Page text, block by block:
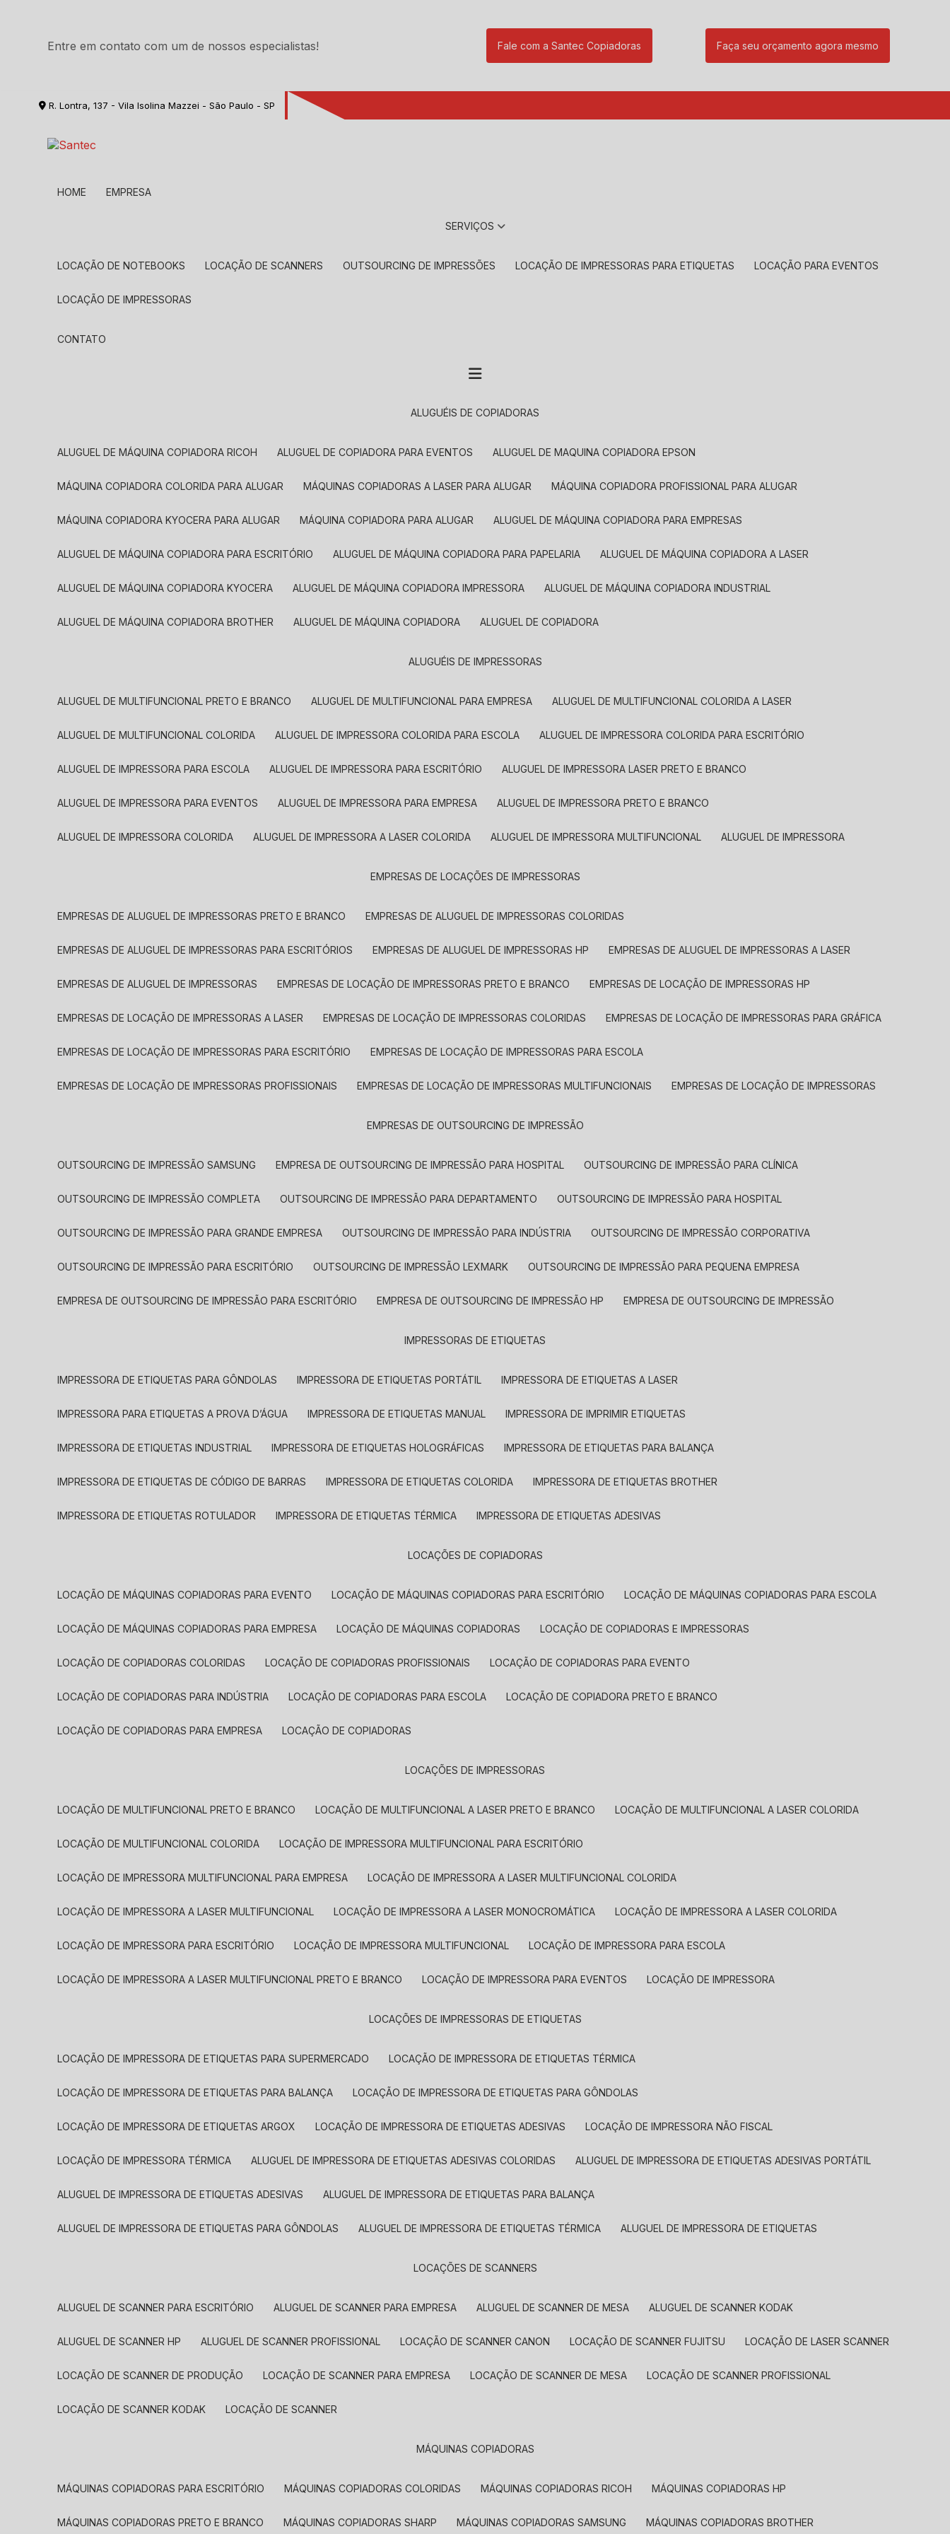
Entre em contato com um de nossos especialistas! Fale com a Santec Copiadoras Faça seu orçamento agora mesmo
R. Lontra, 137 - Vila Isolina Mazzei - São Paulo - SP
HOME EMPRESA
SERVIÇOS
LOCAÇÃO DE NOTEBOOKS LOCAÇÃO DE SCANNERS OUTSOURCING DE IMPRESSÕES LOCAÇÃO DE IMPRESSORAS PARA ETIQUETAS LOCAÇÃO PARA EVENTOS
LOCAÇÃO DE IMPRESSORAS
CONTATO
ALUGUÉIS DE COPIADORAS
ALUGUEL DE MÁQUINA COPIADORA RICOH ALUGUEL DE COPIADORA PARA EVENTOS ALUGUEL DE MAQUINA COPIADORA EPSON
MÁQUINA COPIADORA COLORIDA PARA ALUGAR MÁQUINAS COPIADORAS A LASER PARA ALUGAR MÁQUINA COPIADORA PROFISSIONAL PARA ALUGAR
MÁQUINA COPIADORA KYOCERA PARA ALUGAR MÁQUINA COPIADORA PARA ALUGAR ALUGUEL DE MÁQUINA COPIADORA PARA EMPRESAS
ALUGUEL DE MÁQUINA COPIADORA PARA ESCRITÓRIO ALUGUEL DE MÁQUINA COPIADORA PARA PAPELARIA ALUGUEL DE MÁQUINA COPIADORA A LASER
ALUGUEL DE MÁQUINA COPIADORA KYOCERA ALUGUEL DE MÁQUINA COPIADORA IMPRESSORA ALUGUEL DE MÁQUINA COPIADORA INDUSTRIAL
ALUGUEL DE MÁQUINA COPIADORA BROTHER ALUGUEL DE MÁQUINA COPIADORA ALUGUEL DE COPIADORA
ALUGUÉIS DE IMPRESSORAS
ALUGUEL DE MULTIFUNCIONAL PRETO E BRANCO ALUGUEL DE MULTIFUNCIONAL PARA EMPRESA ALUGUEL DE MULTIFUNCIONAL COLORIDA A LASER
ALUGUEL DE MULTIFUNCIONAL COLORIDA ALUGUEL DE IMPRESSORA COLORIDA PARA ESCOLA ALUGUEL DE IMPRESSORA COLORIDA PARA ESCRITÓRIO
ALUGUEL DE IMPRESSORA PARA ESCOLA ALUGUEL DE IMPRESSORA PARA ESCRITÓRIO ALUGUEL DE IMPRESSORA LASER PRETO E BRANCO
ALUGUEL DE IMPRESSORA PARA EVENTOS ALUGUEL DE IMPRESSORA PARA EMPRESA ALUGUEL DE IMPRESSORA PRETO E BRANCO
ALUGUEL DE IMPRESSORA COLORIDA ALUGUEL DE IMPRESSORA A LASER COLORIDA ALUGUEL DE IMPRESSORA MULTIFUNCIONAL ALUGUEL DE IMPRESSORA
EMPRESAS DE LOCAÇÕES DE IMPRESSORAS
EMPRESAS DE ALUGUEL DE IMPRESSORAS PRETO E BRANCO EMPRESAS DE ALUGUEL DE IMPRESSORAS COLORIDAS
EMPRESAS DE ALUGUEL DE IMPRESSORAS PARA ESCRITÓRIOS EMPRESAS DE ALUGUEL DE IMPRESSORAS HP EMPRESAS DE ALUGUEL DE IMPRESSORAS A LASER
EMPRESAS DE ALUGUEL DE IMPRESSORAS EMPRESAS DE LOCAÇÃO DE IMPRESSORAS PRETO E BRANCO EMPRESAS DE LOCAÇÃO DE IMPRESSORAS HP
EMPRESAS DE LOCAÇÃO DE IMPRESSORAS A LASER EMPRESAS DE LOCAÇÃO DE IMPRESSORAS COLORIDAS EMPRESAS DE LOCAÇÃO DE IMPRESSORAS PARA GRÁFICA
EMPRESAS DE LOCAÇÃO DE IMPRESSORAS PARA ESCRITÓRIO EMPRESAS DE LOCAÇÃO DE IMPRESSORAS PARA ESCOLA
EMPRESAS DE LOCAÇÃO DE IMPRESSORAS PROFISSIONAIS EMPRESAS DE LOCAÇÃO DE IMPRESSORAS MULTIFUNCIONAIS EMPRESAS DE LOCAÇÃO DE IMPRESSORAS
EMPRESAS DE OUTSOURCING DE IMPRESSÃO
OUTSOURCING DE IMPRESSÃO SAMSUNG EMPRESA DE OUTSOURCING DE IMPRESSÃO PARA HOSPITAL OUTSOURCING DE IMPRESSÃO PARA CLÍNICA
OUTSOURCING DE IMPRESSÃO COMPLETA OUTSOURCING DE IMPRESSÃO PARA DEPARTAMENTO OUTSOURCING DE IMPRESSÃO PARA HOSPITAL
OUTSOURCING DE IMPRESSÃO PARA GRANDE EMPRESA OUTSOURCING DE IMPRESSÃO PARA INDÚSTRIA OUTSOURCING DE IMPRESSÃO CORPORATIVA
OUTSOURCING DE IMPRESSÃO PARA ESCRITÓRIO OUTSOURCING DE IMPRESSÃO LEXMARK OUTSOURCING DE IMPRESSÃO PARA PEQUENA EMPRESA
EMPRESA DE OUTSOURCING DE IMPRESSÃO PARA ESCRITÓRIO EMPRESA DE OUTSOURCING DE IMPRESSÃO HP EMPRESA DE OUTSOURCING DE IMPRESSÃO
IMPRESSORAS DE ETIQUETAS
IMPRESSORA DE ETIQUETAS PARA GÔNDOLAS IMPRESSORA DE ETIQUETAS PORTÁTIL IMPRESSORA DE ETIQUETAS A LASER
IMPRESSORA PARA ETIQUETAS A PROVA D’ÁGUA IMPRESSORA DE ETIQUETAS MANUAL IMPRESSORA DE IMPRIMIR ETIQUETAS
IMPRESSORA DE ETIQUETAS INDUSTRIAL IMPRESSORA DE ETIQUETAS HOLOGRÁFICAS IMPRESSORA DE ETIQUETAS PARA BALANÇA
IMPRESSORA DE ETIQUETAS DE CÓDIGO DE BARRAS IMPRESSORA DE ETIQUETAS COLORIDA IMPRESSORA DE ETIQUETAS BROTHER
IMPRESSORA DE ETIQUETAS ROTULADOR IMPRESSORA DE ETIQUETAS TÉRMICA IMPRESSORA DE ETIQUETAS ADESIVAS
LOCAÇÕES DE COPIADORAS
LOCAÇÃO DE MÁQUINAS COPIADORAS PARA EVENTO LOCAÇÃO DE MÁQUINAS COPIADORAS PARA ESCRITÓRIO LOCAÇÃO DE MÁQUINAS COPIADORAS PARA ESCOLA
LOCAÇÃO DE MÁQUINAS COPIADORAS PARA EMPRESA LOCAÇÃO DE MÁQUINAS COPIADORAS LOCAÇÃO DE COPIADORAS E IMPRESSORAS
LOCAÇÃO DE COPIADORAS COLORIDAS LOCAÇÃO DE COPIADORAS PROFISSIONAIS LOCAÇÃO DE COPIADORAS PARA EVENTO
LOCAÇÃO DE COPIADORAS PARA INDÚSTRIA LOCAÇÃO DE COPIADORAS PARA ESCOLA LOCAÇÃO DE COPIADORA PRETO E BRANCO
LOCAÇÃO DE COPIADORAS PARA EMPRESA LOCAÇÃO DE COPIADORAS
LOCAÇÕES DE IMPRESSORAS
LOCAÇÃO DE MULTIFUNCIONAL PRETO E BRANCO LOCAÇÃO DE MULTIFUNCIONAL A LASER PRETO E BRANCO LOCAÇÃO DE MULTIFUNCIONAL A LASER COLORIDA
LOCAÇÃO DE MULTIFUNCIONAL COLORIDA LOCAÇÃO DE IMPRESSORA MULTIFUNCIONAL PARA ESCRITÓRIO
LOCAÇÃO DE IMPRESSORA MULTIFUNCIONAL PARA EMPRESA LOCAÇÃO DE IMPRESSORA A LASER MULTIFUNCIONAL COLORIDA
LOCAÇÃO DE IMPRESSORA A LASER MULTIFUNCIONAL LOCAÇÃO DE IMPRESSORA A LASER MONOCROMÁTICA LOCAÇÃO DE IMPRESSORA A LASER COLORIDA
LOCAÇÃO DE IMPRESSORA PARA ESCRITÓRIO LOCAÇÃO DE IMPRESSORA MULTIFUNCIONAL LOCAÇÃO DE IMPRESSORA PARA ESCOLA
LOCAÇÃO DE IMPRESSORA A LASER MULTIFUNCIONAL PRETO E BRANCO LOCAÇÃO DE IMPRESSORA PARA EVENTOS LOCAÇÃO DE IMPRESSORA
LOCAÇÕES DE IMPRESSORAS DE ETIQUETAS
LOCAÇÃO DE IMPRESSORA DE ETIQUETAS PARA SUPERMERCADO LOCAÇÃO DE IMPRESSORA DE ETIQUETAS TÉRMICA
LOCAÇÃO DE IMPRESSORA DE ETIQUETAS PARA BALANÇA LOCAÇÃO DE IMPRESSORA DE ETIQUETAS PARA GÔNDOLAS
LOCAÇÃO DE IMPRESSORA DE ETIQUETAS ARGOX LOCAÇÃO DE IMPRESSORA DE ETIQUETAS ADESIVAS LOCAÇÃO DE IMPRESSORA NÃO FISCAL
LOCAÇÃO DE IMPRESSORA TÉRMICA ALUGUEL DE IMPRESSORA DE ETIQUETAS ADESIVAS COLORIDAS ALUGUEL DE IMPRESSORA DE ETIQUETAS ADESIVAS PORTÁTIL
ALUGUEL DE IMPRESSORA DE ETIQUETAS ADESIVAS ALUGUEL DE IMPRESSORA DE ETIQUETAS PARA BALANÇA
ALUGUEL DE IMPRESSORA DE ETIQUETAS PARA GÔNDOLAS ALUGUEL DE IMPRESSORA DE ETIQUETAS TÉRMICA ALUGUEL DE IMPRESSORA DE ETIQUETAS
LOCAÇÕES DE SCANNERS
ALUGUEL DE SCANNER PARA ESCRITÓRIO ALUGUEL DE SCANNER PARA EMPRESA ALUGUEL DE SCANNER DE MESA ALUGUEL DE SCANNER KODAK
ALUGUEL DE SCANNER HP ALUGUEL DE SCANNER PROFISSIONAL LOCAÇÃO DE SCANNER CANON LOCAÇÃO DE SCANNER FUJITSU LOCAÇÃO DE LASER SCANNER
LOCAÇÃO DE SCANNER DE PRODUÇÃO LOCAÇÃO DE SCANNER PARA EMPRESA LOCAÇÃO DE SCANNER DE MESA LOCAÇÃO DE SCANNER PROFISSIONAL
LOCAÇÃO DE SCANNER KODAK LOCAÇÃO DE SCANNER
MÁQUINAS COPIADORAS
MÁQUINAS COPIADORAS PARA ESCRITÓRIO MÁQUINAS COPIADORAS COLORIDAS MÁQUINAS COPIADORAS RICOH MÁQUINAS COPIADORAS HP
MÁQUINAS COPIADORAS PRETO E BRANCO MÁQUINAS COPIADORAS SHARP MÁQUINAS COPIADORAS SAMSUNG MÁQUINAS COPIADORAS BROTHER